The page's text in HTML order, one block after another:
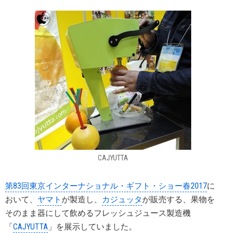
CAJYUTTA
第83回東京インターナショナル・ギフト・ショー春2017に
おいて、 ヤマト が製造し、 カジュッタが販売する、果物を
そのまま器にして飲めるフレッシュジュース製造機
「CAJYUTTA 」を展示していました。